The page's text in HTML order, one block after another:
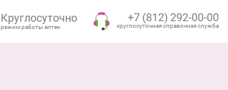
Круглосуточно
режим работы аптек
+7 (812) 292-00-00
круглосуточная справочная служба